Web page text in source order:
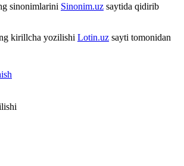
sinonimlarini Sinonim.uz saytida qidirib
kirillcha yozilishi Lotin.uz sayti tomonidan